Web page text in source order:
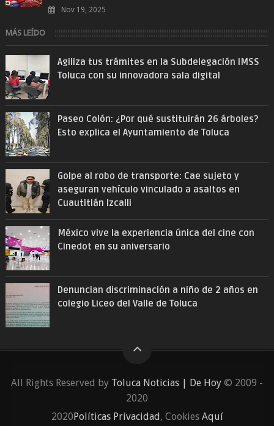
Nov 19, 2025
MÁS LEÍDO
Agiliza tus trámites en la Subdelegación IMSS
Toluca con su innovadora sala digital
Paseo Colón: ¿Por qué sustituirán 26 árboles?
Esto explica el Ayuntamiento de Toluca
Golpe al robo de transporte: Cae sujeto y
aseguran vehículo vinculado a asaltos en
Cuautitlán Izcalli
México vive la experiencia única del cine con
Cinedot en su aniversario
Denuncian discriminación a niño de 2 años en
colegio Liceo del Valle de Toluca
All Rights Reserved by Toluca Noticias | De Hoy © 2009 -
2020
2020Políticas Privacidad, Cookies Aquí